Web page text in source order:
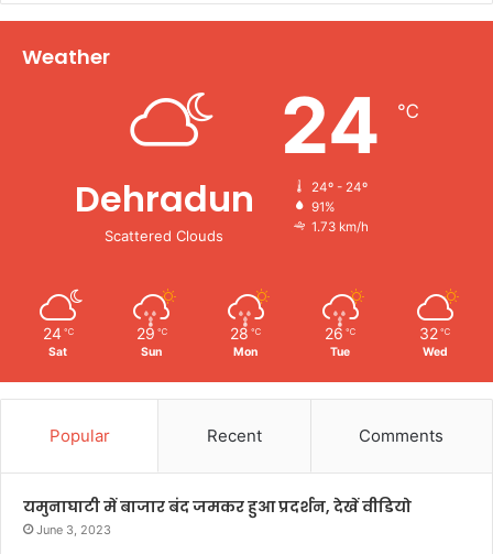
Weather
Dehradun
Scattered Clouds
24 ℃
24º - 24º
91%
1.73 km/h
24 ℃
Sat
29 ℃
Sun
28 ℃
Mon
26 ℃
Tue
32 ℃
Wed
Popular Recent Comments
यमुनाघाटी में बाजार बंद जमकर हुआ प्रदर्शन, देखें वीडियो
June 3, 2023